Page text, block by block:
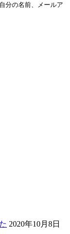
分の名前、メールア
2020年10月8日